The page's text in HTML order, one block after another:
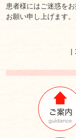
患者様にはご迷惑を
お願い申し上げます。
|